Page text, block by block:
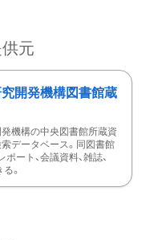
元
開発機構図書館蔵
機構の中央図書館所蔵資
データベース。同図書館
ート、会議資料、雑誌、
。